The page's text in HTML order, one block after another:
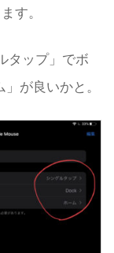
す。
タップ」でボ
が良いかと。